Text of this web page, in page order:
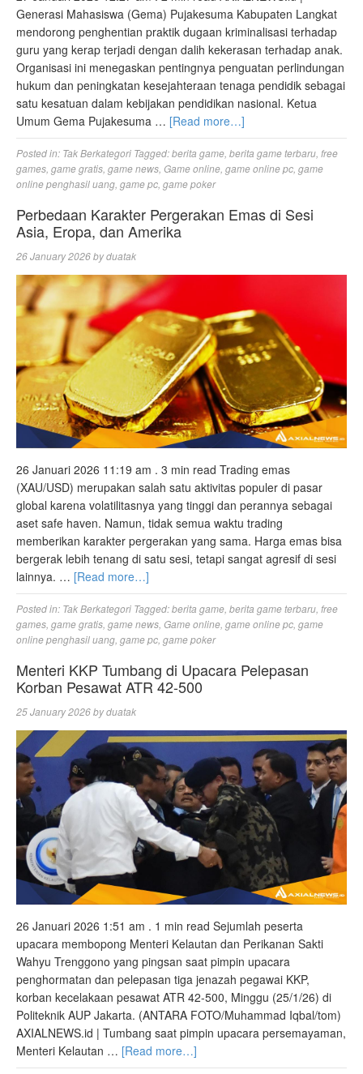
Generasi Mahasiswa (Gema) Pujakesuma Kabupaten Langkat
mendorong penghentian praktik dugaan kriminalisasi terhadap
guru yang kerap terjadi dengan dalih kekerasan terhadap anak.
Organisasi ini menegaskan pentingnya penguatan perlindungan
hukum dan peningkatan kesejahteraan tenaga pendidik sebagai
satu kesatuan dalam kebijakan pendidikan nasional. Ketua
Umum Gema Pujakesuma … [Read more…]
Posted in: Tak Berkategori Tagged:berita game berita game terbaru free
games game gratis game news Game online game online pc game
online penghasil uang game pc game poker
Perbedaan Karakter Pergerakan Emas di Sesi
Asia, Eropa, dan Amerika
26 January 2026byduatak
26 Januari 2026 11:19 am . 3 min read Trading emas
(XAU/USD) merupakan salah satu aktivitas populer di pasar
global karena volatilitasnya yang tinggi dan perannya sebagai
aset safe haven. Namun, tidak semua waktu trading
memberikan karakter pergerakan yang sama. Harga emas bisa
bergerak lebih tenang di satu sesi, tetapi sangat agresif di sesi
lainnya. … [Read more…]
Posted in: Tak Berkategori Tagged:berita game, berita game terbaru, free
games, game gratis, game news, Game online, game online pc, game
online penghasil uang, game pc, game poker
Menteri KKP Tumbang di Upacara Pelepasan
Korban Pesawat ATR 42-500
25 January 2026byduatak
26 Januari 2026 1:51 am . 1 min read Sejumlah peserta
upacara membopong Menteri Kelautan dan Perikanan Sakti
Wahyu Trenggono yang pingsan saat pimpin upacara
penghormatan dan pelepasan tiga jenazah pegawai KKP,
korban kecelakaan pesawat ATR 42-500, Minggu (25/1/26) di
Politeknik AUP Jakarta. (ANTARA FOTO/Muhammad Iqbal/tom)
AXIALNEWS.id | Tumbang saat pimpin upacara persemayaman,
Menteri Kelautan … [Read more…]